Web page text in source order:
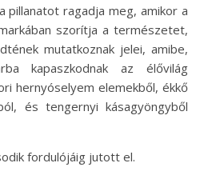
pillanatot ragadja meg, amikor a
szorítja a természetet,
mutatkoznak jelei, amibe,
kapaszkodnak az élővilág
hernyóselyem elemekből, ékkő
és tengernyi kásagyöngyből
fordulójáig jutott el.